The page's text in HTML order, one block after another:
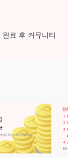
료 후 커뮤니티